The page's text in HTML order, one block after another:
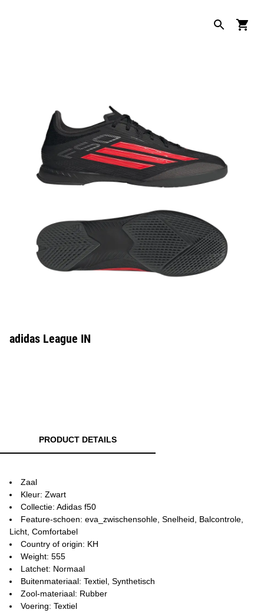
adidas League IN
PRODUCT DETAILS
Zaal
Kleur: Zwart
Collectie: Adidas f50
Feature-schoen: eva_zwischensohle, Snelheid, Balcontrole,
Licht, Comfortabel
Country of origin: KH
Weight: 555
Latchet: Normaal
Buitenmateriaal: Textiel, Synthetisch
Zool-materiaal: Rubber
Voering: Textiel